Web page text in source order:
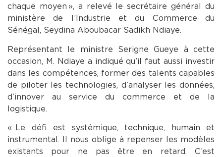
chaque moyen », a relevé le secrétaire général du
ministère de l’Industrie et du Commerce du
Sénégal, Seydina Aboubacar Sadikh Ndiaye.
Représentant le ministre Serigne Gueye à cette
occasion, M. Ndiaye a indiqué qu’il faut aussi investir
dans les compétences, former des talents capables
de piloter les technologies, d’analyser les données,
d’innover au service du commerce et de la
logistique.
« Le défi est systémique, technique, humain et
instrumental. Il nous oblige à repenser les modèles
existants pour ne pas être en retard. C’est